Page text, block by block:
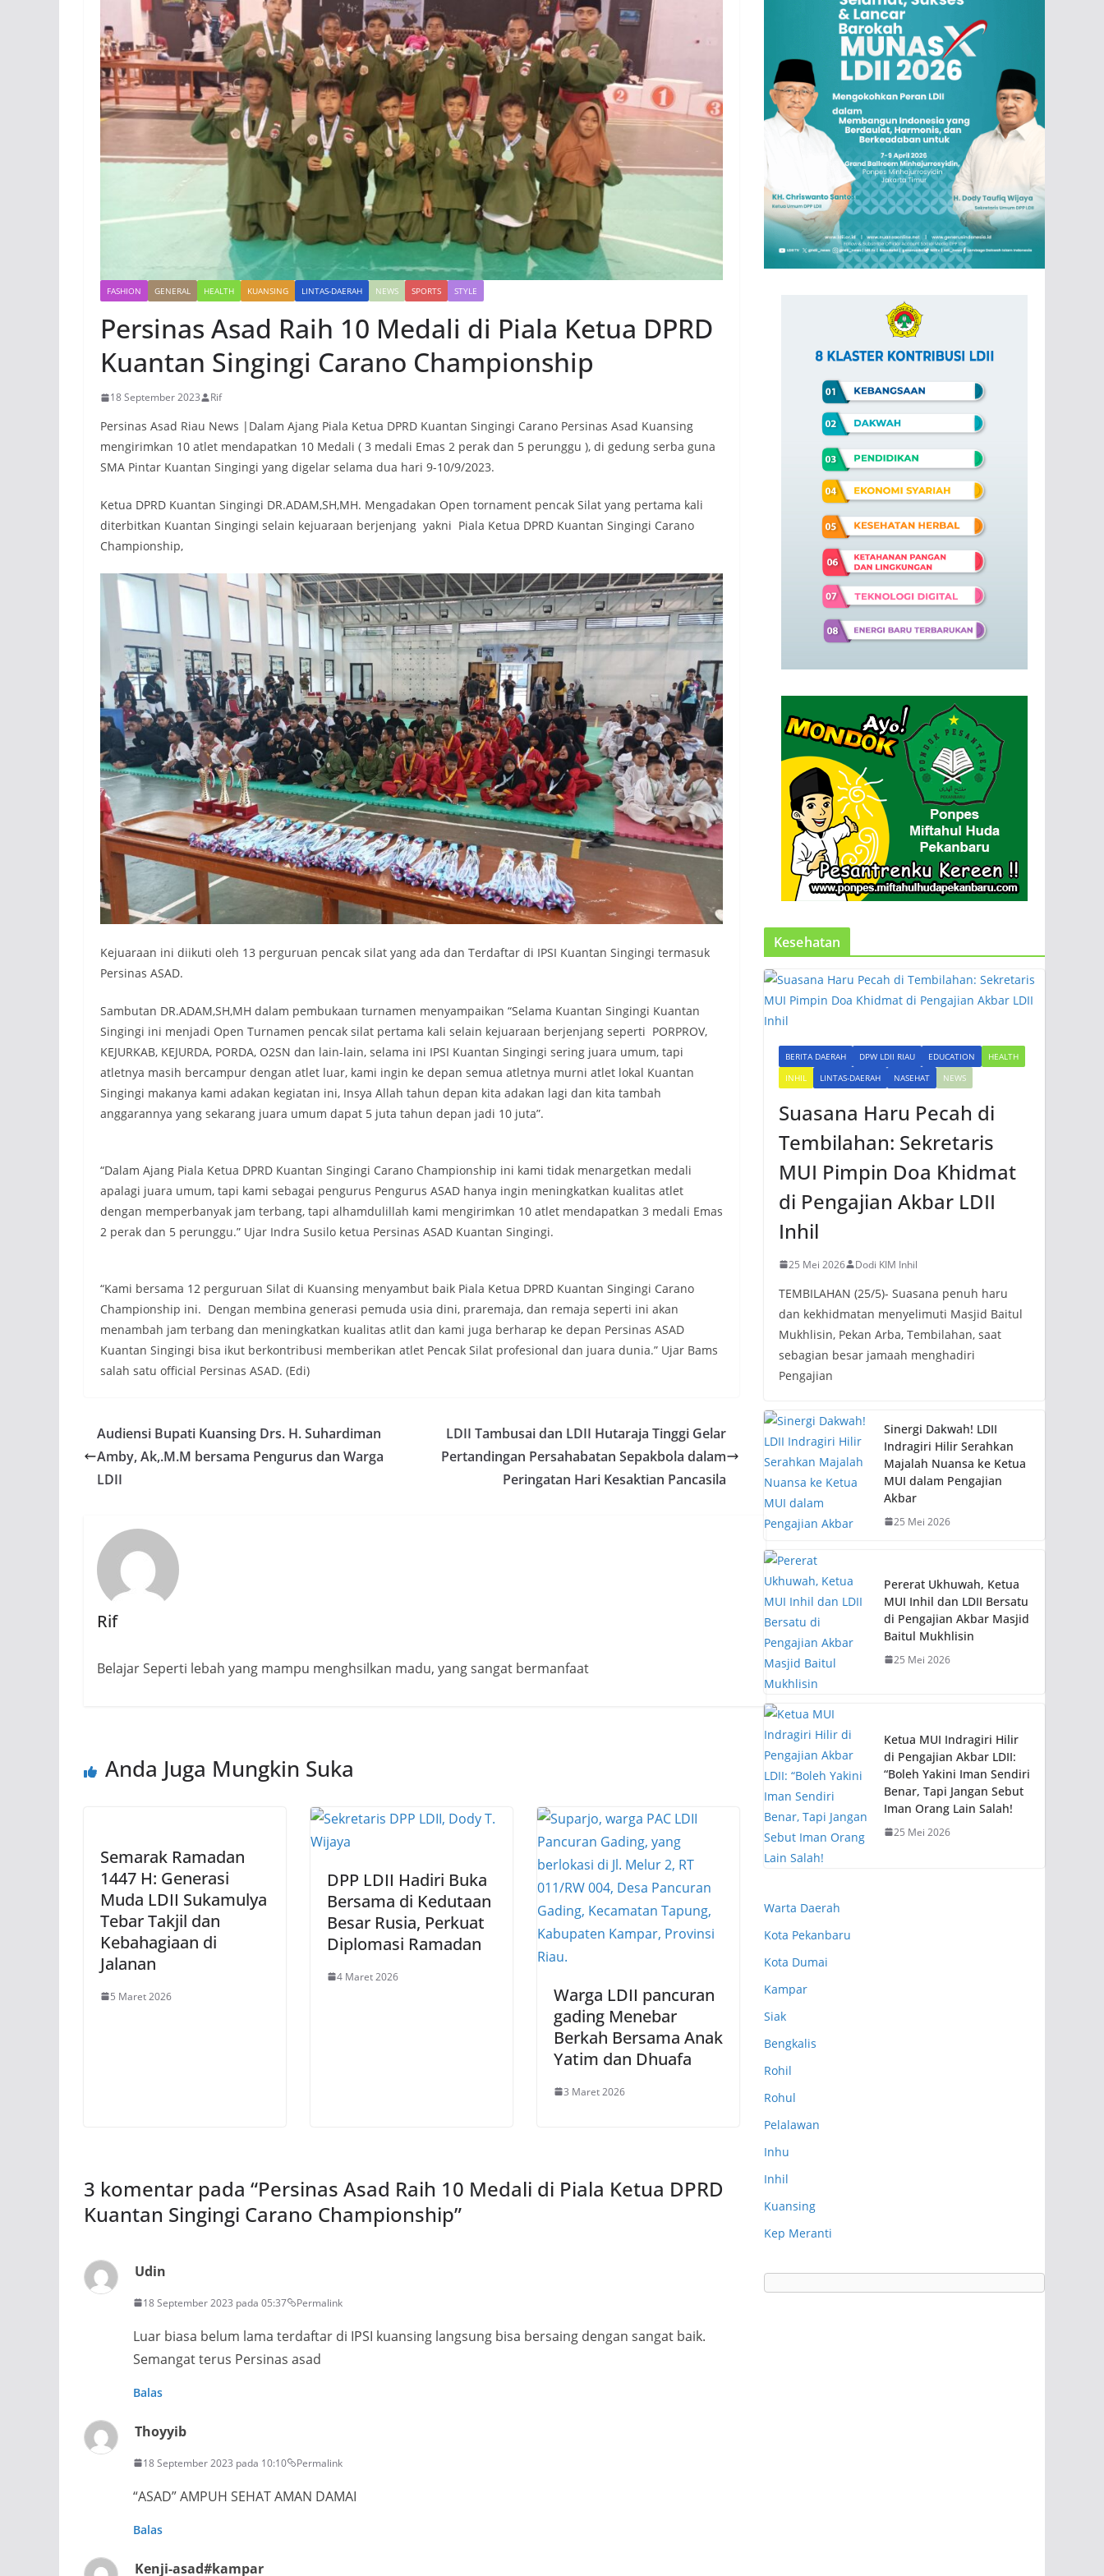
FASHION GENERAL HEALTH KUANSING LINTAS-DAERAH NEWS SPORTS STYLE
Persinas Asad Raih 10 Medali di Piala Ketua DPRD
Kuantan Singingi Carano Championship
18 September 2023 Rif
Persinas Asad Riau News |Dalam Ajang Piala Ketua DPRD Kuantan Singingi Carano Persinas Asad Kuansing
mengirimkan 10 atlet mendapatkan 10 Medali ( 3 medali Emas 2 perak dan 5 perunggu ), di gedung serba guna
SMA Pintar Kuantan Singingi yang digelar selama dua hari 9-10/9/2023.
Ketua DPRD Kuantan Singingi DR.ADAM,SH,MH. Mengadakan Open tornament pencak Silat yang pertama kali
diterbitkan Kuantan Singingi selain kejuaraan berjenjang yakni Piala Ketua DPRD Kuantan Singingi Carano
Championship,
Kejuaraan ini diikuti oleh 13 perguruan pencak silat yang ada dan Terdaftar di IPSI Kuantan Singingi termasuk
Persinas ASAD.
Sambutan DR.ADAM,SH,MH dalam pembukaan turnamen menyampaikan “Selama Kuantan Singingi Kuantan
Singingi ini menjadi Open Turnamen pencak silat pertama kali selain kejuaraan berjenjang seperti PORPROV,
KEJURKAB, KEJURDA, PORDA, O2SN dan lain-lain, selama ini IPSI Kuantan Singingi sering juara umum, tapi
atletnya masih bercampur dengan atlet luar, kami ingin ke depan semua atletnya murni atlet lokal Kuantan
Singingi makanya kami adakan kegiatan ini, Insya Allah tahun depan kita adakan lagi dan kita tambah
anggarannya yang sekarang juara umum dapat 5 juta tahun depan jadi 10 juta”.
“Dalam Ajang Piala Ketua DPRD Kuantan Singingi Carano Championship ini kami tidak menargetkan medali
apalagi juara umum, tapi kami sebagai pengurus Pengurus ASAD hanya ingin meningkatkan kualitas atlet
dengan memperbanyak jam terbang, tapi alhamdulillah kami mengirimkan 10 atlet mendapatkan 3 medali Emas
2 perak dan 5 perunggu.” Ujar Indra Susilo ketua Persinas ASAD Kuantan Singingi.
“Kami bersama 12 perguruan Silat di Kuansing menyambut baik Piala Ketua DPRD Kuantan Singingi Carano
Championship ini. Dengan membina generasi pemuda usia dini, praremaja, dan remaja seperti ini akan
menambah jam terbang dan meningkatkan kualitas atlit dan kami juga berharap ke depan Persinas ASAD
Kuantan Singingi bisa ikut berkontribusi memberikan atlet Pencak Silat profesional dan juara dunia.” Ujar Bams
salah satu official Persinas ASAD. (Edi)
Audiensi Bupati Kuansing Drs. H. Suhardiman
Amby, Ak,.M.M bersama Pengurus dan Warga
LDII
LDII Tambusai dan LDII Hutaraja Tinggi Gelar
Pertandingan Persahabatan Sepakbola dalam
Peringatan Hari Kesaktian Pancasila
Rif
Belajar Seperti lebah yang mampu menghsilkan madu, yang sangat bermanfaat
Anda Juga Mungkin Suka
Semarak Ramadan
1447 H: Generasi
Muda LDII Sukamulya
Tebar Takjil dan
Kebahagiaan di
Jalanan
5 Maret 2026
DPP LDII Hadiri Buka
Bersama di Kedutaan
Besar Rusia, Perkuat
Diplomasi Ramadan
4 Maret 2026
Warga LDII pancuran
gading Menebar
Berkah Bersama Anak
Yatim dan Dhuafa
3 Maret 2026
3 komentar pada “Persinas Asad Raih 10 Medali di Piala Ketua DPRD
Kuantan Singingi Carano Championship”
Udin
18 September 2023 pada 05:37 Permalink
Luar biasa belum lama terdaftar di IPSI kuansing langsung bisa bersaing dengan sangat baik.
Semangat terus Persinas asad
Balas
Thoyyib
18 September 2023 pada 10:10 Permalink
“ASAD” AMPUH SEHAT AMAN DAMAI
Balas
Kenji-asad#kampar
Kesehatan
BERITA DAERAH DPW LDII RIAU EDUCATION
HEALTH
INHIL
LINTAS-DAERAH NASEHAT NEWS
Suasana Haru Pecah di
Tembilahan: Sekretaris
MUI Pimpin Doa Khidmat
di Pengajian Akbar LDII
Inhil
25 Mei 2026 Dodi KIM Inhil
TEMBILAHAN (25/5)- Suasana penuh haru
dan kekhidmatan menyelimuti Masjid Baitul
Mukhlisin, Pekan Arba, Tembilahan, saat
sebagian besar jamaah menghadiri
Pengajian
Sinergi Dakwah! LDII
Indragiri Hilir Serahkan
Majalah Nuansa ke Ketua
MUI dalam Pengajian
Akbar
25 Mei 2026
Pererat Ukhuwah, Ketua
MUI Inhil dan LDII Bersatu
di Pengajian Akbar Masjid
Baitul Mukhlisin
25 Mei 2026
Ketua MUI Indragiri Hilir
di Pengajian Akbar LDII:
“Boleh Yakini Iman Sendiri
Benar, Tapi Jangan Sebut
Iman Orang Lain Salah!
25 Mei 2026
Warta Daerah
Kota Pekanbaru
Kota Dumai
Kampar
Siak
Bengkalis
Rohil
Rohul
Pelalawan
Inhu
Inhil
Kuansing
Kep Meranti